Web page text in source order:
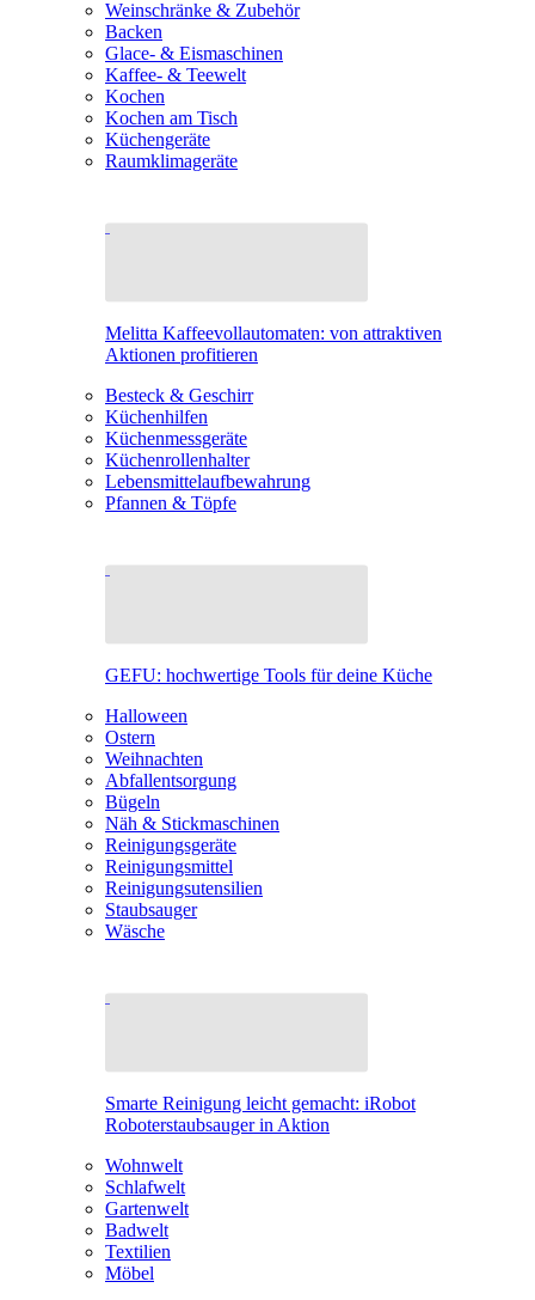
Weinschränke & Zubehör
Backen
Glace- & Eismaschinen
Kaffee- & Teewelt
Kochen
Kochen am Tisch
Küchengeräte
Raumklimageräte
Melitta Kaffeevollautomaten: von attraktiven
Aktionen profitieren
Besteck & Geschirr
Küchenhilfen
Küchenmessgeräte
Küchenrollenhalter
Lebensmittelaufbewahrung
Pfannen & Töpfe
GEFU: hochwertige Tools für deine Küche
Halloween
Ostern
Weihnachten
Abfallentsorgung
Bügeln
Näh & Stickmaschinen
Reinigungsgeräte
Reinigungsmittel
Reinigungsutensilien
Staubsauger
Wäsche
Smarte Reinigung leicht gemacht: iRobot
Roboterstaubsauger in Aktion
Wohnwelt
Schlafwelt
Gartenwelt
Badwelt
Textilien
Möbel